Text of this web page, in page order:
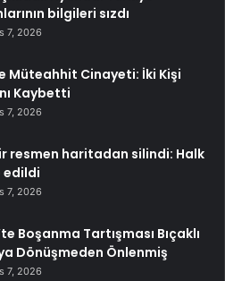
bilgileri sızdı
7, 2026
Müteahhit Cinayeti: İki Kişi
Kaybetti
7, 2026
resmen haritadan silindi: Halk
edildi
7, 2026
Boşanma Tartışması Bıçaklı
Dönüşmeden Önlenmiş
7, 2026